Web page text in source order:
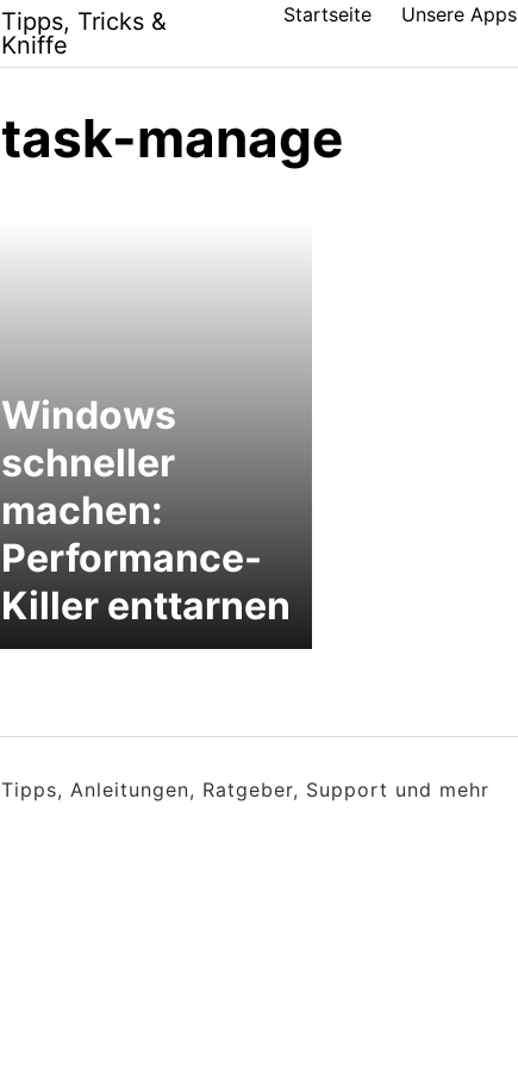
Tipps, Tricks &
Kniffe
Startseite Unsere Apps
task-manage
Windows
schneller
machen:
Performance-
Killer enttarnen
Tipps, Anleitungen, Ratgeber, Support und mehr